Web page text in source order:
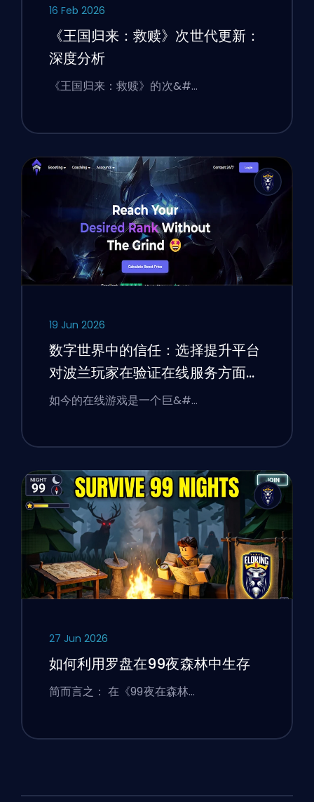
16 Feb 2026
《王国归来：救赎》次世代更新：
深度分析
《王国归来：救赎》的次&#…
19 Jun 2026
数字世界中的信任：选择提升平台
对波兰玩家在验证在线服务方面的
启示
如今的在线游戏是一个巨&#…
27 Jun 2026
如何利用罗盘在99夜森林中生存
简而言之： 在《99夜在森林…